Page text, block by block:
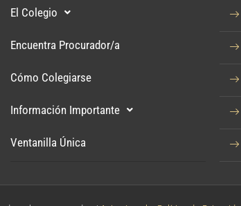
El Colegio
Encuentra Procurador/a
Cómo Colegiarse
Información Importante
Ventanilla Única